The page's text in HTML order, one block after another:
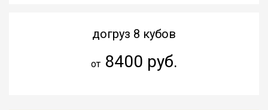
догруз 8 кубов
от8400 руб.